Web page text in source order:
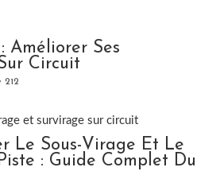
Améliorer Ses
Circuit
212
Le Sous-Virage Et Le
: Guide Complet Du